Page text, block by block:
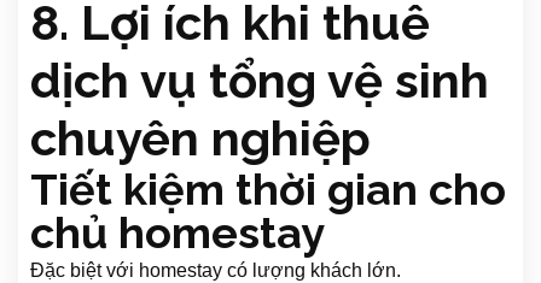
8. Lợi ích khi thuê
dịch vụ tổng vệ sinh
chuyên nghiệp
Tiết kiệm thời gian cho
chủ homestay
Đặc biệt với homestay có lượng khách lớn.